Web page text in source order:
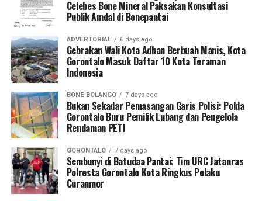
track referral
).
Koordinator Desa KKN Profesi Kesehatan UNG Desa
Hutadaa menekankan pentingnya posisi strategis kader
yang bersinggungan langsung dengan masyarakat
harian.
“Kader adalah pihak terdekat dengan ibu hamil dan
keluarganya. Melalui program ini, kami ingin
memastikan kader di Desa Hutadaa memiliki
kegawatdaruratan kehamilan, terutama di tengah situasi
krisis bencana, serta mampu berkoordinasi secara efektif
dengan tenaga kesehatan,” jelasnya.
Celebes Bone Mineral Paksakan Konsultasi
Publik Amdal di Bonepantai
ADVERTORIAL 6 days ago
Gebrakan Wali Kota Adhan Berbuah Manis, Kota
Gorontalo Masuk Daftar 10 Kota Teraman
Indonesia
BONE BOLANGO 7 days ago
Bukan Sekadar Pemasangan Garis Polisi: Polda
Gorontalo Buru Pemilik Lubang dan Pengelola
Rendaman PETI
GORONTALO 7 days ago
Sembunyi di Batudaa Pantai: Tim URC Jatanras
Polresta Gorontalo Kota Ringkus Pelaku
Curanmor